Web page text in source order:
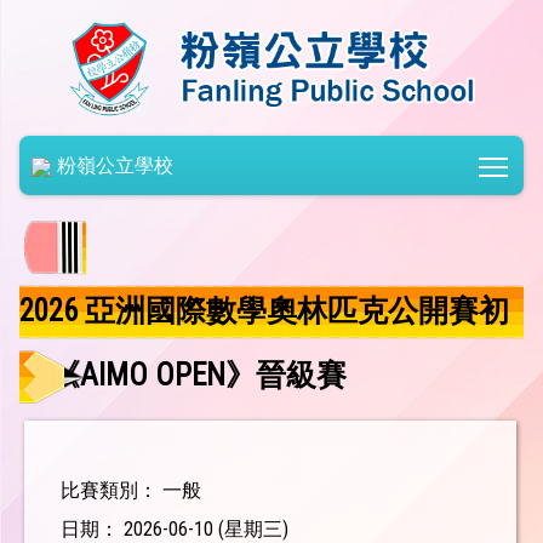
粉嶺公立學校
2026 亞洲國際數學奧林匹克公開賽初
賽《AIMO OPEN》晉級賽
比賽類別： 一般
日期： 2026-06-10 (星期三)